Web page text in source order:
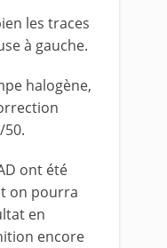
les traces
à gauche.
halogène,
50.
ont été
on pourra
en
encore